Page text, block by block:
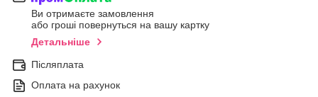
Ви отримаєте замовлення
або гроші повернуться на вашу картку
Детальніше
Післяплата
Оплата на рахунок